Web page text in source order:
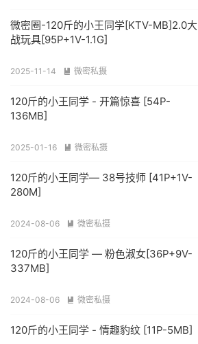
微密圈-120斤的小王同学[KTV-MB]2.0大
战玩具[95P+1V-1.1G]
2025-11-14  微密私摄
120斤的小王同学 - 开篇惊喜 [54P-
136MB]
2025-01-16  微密私摄
120斤的小王同学— 38号技师 [41P+1V-
280M]
2024-08-06  微密私摄
120斤的小王同学 — 粉色淑女[36P+9V-
337MB]
2024-08-06  微密私摄
120斤的小王同学 - 情趣豹纹 [11P-5MB]